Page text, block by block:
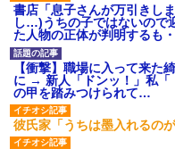
書店「息子さんが万引きし
し…)うちの子ではないので
た人物の正体が判明するも・
【衝撃】職場に入って来た
に → 新人「ドンッ！」私
の甲を踏みつけられて…
彼氏家「うちは墨入れるの